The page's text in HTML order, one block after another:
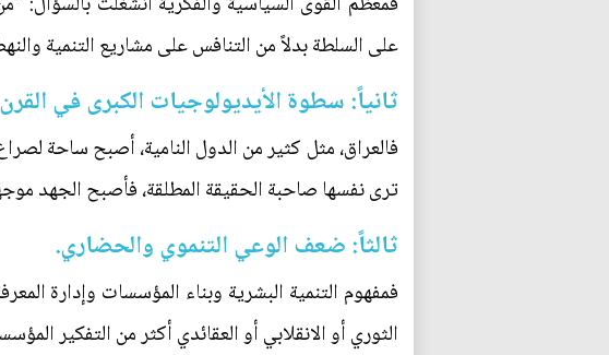
على السلطة بدلاً من التنافس على مشاريع التنمية
ثانياً: سطوة الأيديولوجيات الكبرى في
فالعراق، مثل كثير من الدول النامية، أصبح ساحة
ترى نفسها صاحبة الحقيقة المطلقة، فأصبح الجهد
ثالثاً: ضعف الوعي التنموي والحضاري.
فمفهوم التنمية البشرية وبناء المؤسسات وإدارة
الثوري أو الانقلابي أو العقائدي أكثر من التفكير